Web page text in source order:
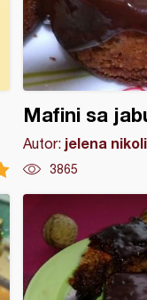
Mafini sa
Autor: jelena
3865